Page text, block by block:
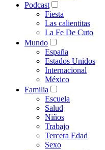
Podcast
Fiesta
Las calientitas
La Fe De Cuto
Mundo
España
Estados Unidos
Internacional
México
Familia
Escuela
Salud
Niños
Trabajo
Tercera Edad
Sexo